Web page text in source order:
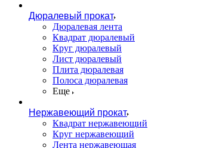
Дюралевый прокат
Дюралевая лента
Квадрат дюралевый
Круг дюралевый
Лист дюралевый
Плита дюралевая
Полоса дюралевая
Еще
Нержавеющий прокат
Квадрат нержавеющий
Круг нержавеющий
Лента нержавеющая